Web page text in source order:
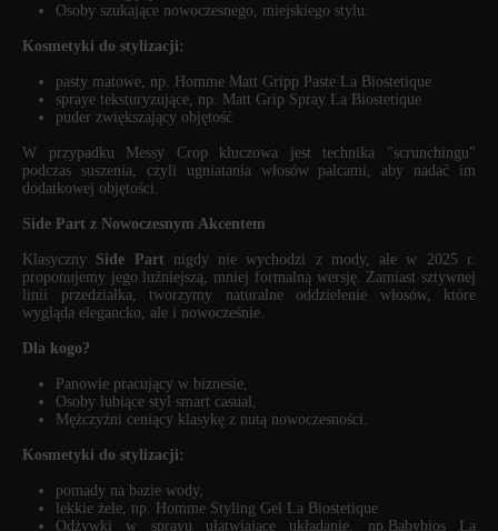
Osoby szukające nowoczesnego, miejskiego stylu.
Kosmetyki do stylizacji:
pasty matowe, np. Homme Matt Gripp Paste La Biostetique
spraye teksturyzujące, np. Matt Grip Spray La Biostetique
puder zwiększający objętość
W przypadku Messy Crop kluczowa jest technika "scrunchingu"
podczas suszenia, czyli ugniatania włosów palcami, aby nadać im
dodatkowej objętości.
Side Part z Nowoczesnym Akcentem
Klasyczny Side Part nigdy nie wychodzi z mody, ale w 2025 r.
proponujemy jego luźniejszą, mniej formalną wersję. Zamiast sztywnej
linii przedziałka, tworzymy naturalne oddzielenie włosów, które
wygląda elegancko, ale i nowocześnie.
Dla kogo?
Panowie pracujący w biznesie,
Osoby lubiące styl smart casual,
Mężczyźni ceniący klasykę z nutą nowoczesności.
Kosmetyki do stylizacji:
pomady na bazie wody,
lekkie żele, np. Homme Styling Gel
La Biostetique
Odżywki w sprayu ułatwiające układanie, np. Babybios La